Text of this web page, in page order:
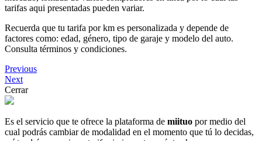
tarifas aqui presentadas pueden variar.
Recuerda que tu tarifa por km es personalizada y depende de
factores como: edad, género, tipo de garaje y modelo del auto.
Consulta términos y condiciones.
Previous
Next
Cerrar
Es el servicio que te ofrece la plataforma de miituo por medio del
cual podrás cambiar de modalidad en el momento que tú lo decidas,